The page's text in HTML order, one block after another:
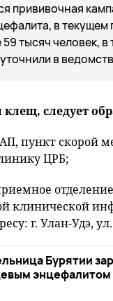
прививочная
в текущем
тысяч человек, в
в
клещ, следует
пункт скорой
ЦРБ;
отделение
клинической
г. Улан-Удэ,
Бурятии
энцефалитом